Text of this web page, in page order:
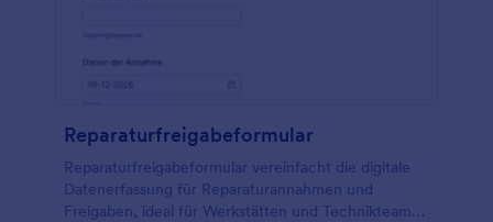
Reparaturfreigabeformular
Reparaturfreigabeformular vereinfacht die digitale
Datenerfassung für Reparaturannahmen und
Freigaben, ideal für Werkstätten und Technikteams,